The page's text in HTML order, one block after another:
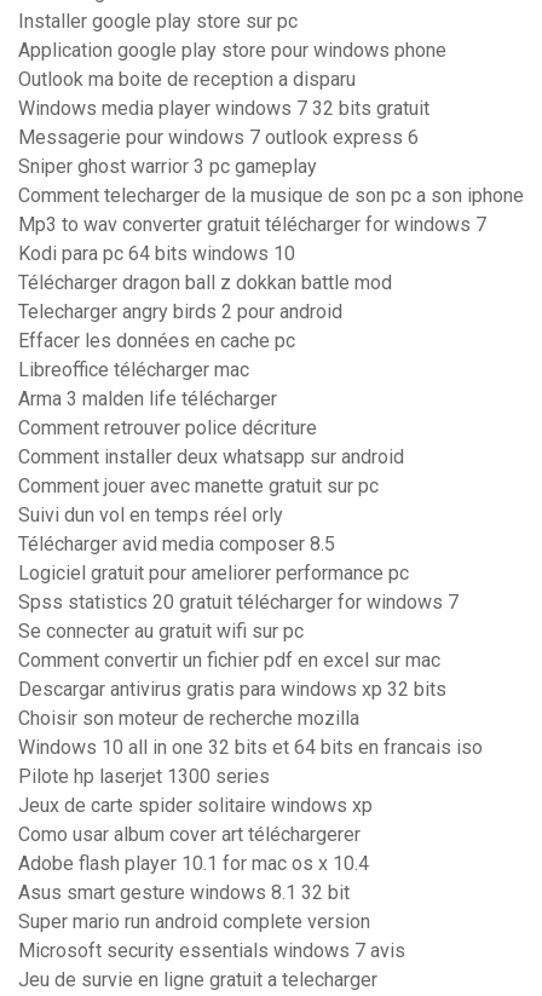
Installer google play store sur pc
Application google play store pour windows phone
Outlook ma boite de reception a disparu
Windows media player windows 7 32 bits gratuit
Messagerie pour windows 7 outlook express 6
Sniper ghost warrior 3 pc gameplay
Comment telecharger de la musique de son pc a son iphone
Mp3 to wav converter gratuit télécharger for windows 7
Kodi para pc 64 bits windows 10
Télécharger dragon ball z dokkan battle mod
Telecharger angry birds 2 pour android
Effacer les données en cache pc
Libreoffice télécharger mac
Arma 3 malden life télécharger
Comment retrouver police décriture
Comment installer deux whatsapp sur android
Comment jouer avec manette gratuit sur pc
Suivi dun vol en temps réel orly
Télécharger avid media composer 8.5
Logiciel gratuit pour ameliorer performance pc
Spss statistics 20 gratuit télécharger for windows 7
Se connecter au gratuit wifi sur pc
Comment convertir un fichier pdf en excel sur mac
Descargar antivirus gratis para windows xp 32 bits
Choisir son moteur de recherche mozilla
Windows 10 all in one 32 bits et 64 bits en francais iso
Pilote hp laserjet 1300 series
Jeux de carte spider solitaire windows xp
Como usar album cover art téléchargerer
Adobe flash player 10.1 for mac os x 10.4
Asus smart gesture windows 8.1 32 bit
Super mario run android complete version
Microsoft security essentials windows 7 avis
Jeu de survie en ligne gratuit a telecharger